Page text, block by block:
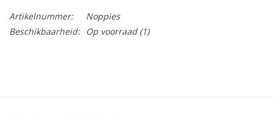
Artikelnummer:
Noppies
Beschikbaarheid:
Op voorraad(1)